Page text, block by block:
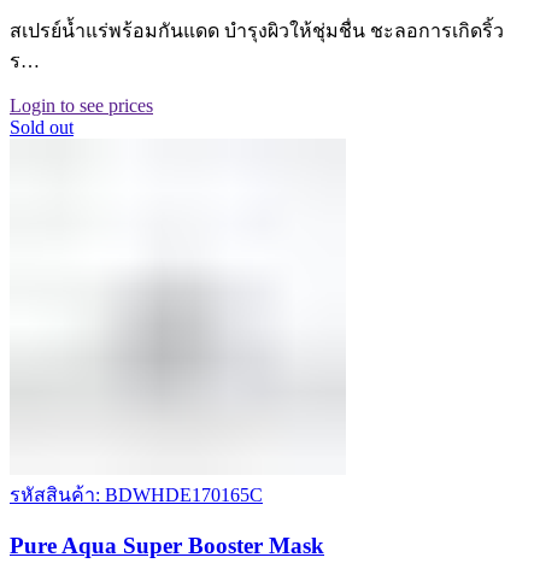
สเปรย์น้ำแร่พร้อมกันแดด บำรุงผิวให้ชุ่มชื่น ชะลอการเกิดริ้ว
ร…
Login to see prices
Sold out
รหัสสินค้า: BDWHDE170165C
Pure Aqua Super Booster Mask